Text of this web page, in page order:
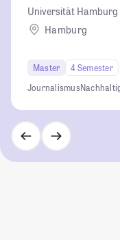
Universität Hamburg
Hamburg
Master
4 Semester
Journalismus